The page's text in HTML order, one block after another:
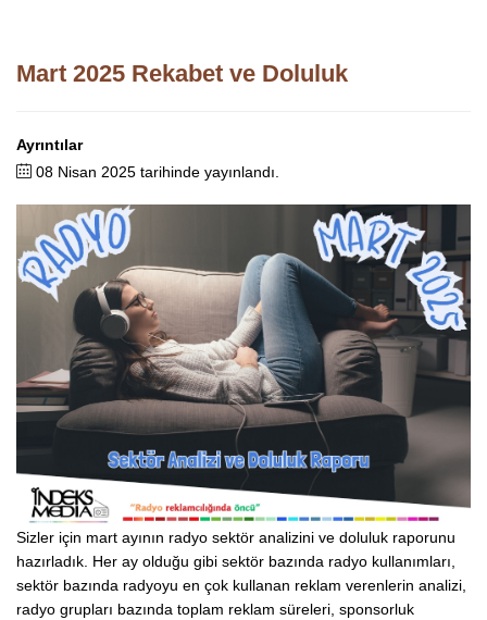
Mart 2025 Rekabet ve Doluluk
Ayrıntılar
08 Nisan 2025 tarihinde yayınlandı.
Sizler için mart ayının radyo sektör analizini ve doluluk raporunu
hazırladık. Her ay olduğu gibi sektör bazında radyo kullanımları,
sektör bazında radyoyu en çok kullanan reklam verenlerin analizi,
radyo grupları bazında toplam reklam süreleri, sponsorluk